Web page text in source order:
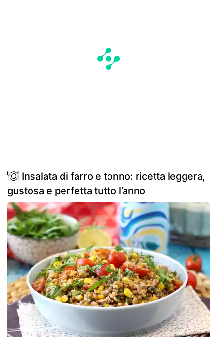
Insalata di farro e tonno: ricetta leggera,
gustosa e perfetta tutto l’anno